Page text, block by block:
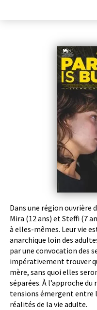
Dans une région ouvrière
Mira (12 ans) et Steffi (7
à elles-mêmes. Leur vie
anarchique loin des
par une convocation des
impérativement trouver
mère, sans quoi elles
séparées. À l’approche
tensions émergent entre
réalités de la vie adulte.